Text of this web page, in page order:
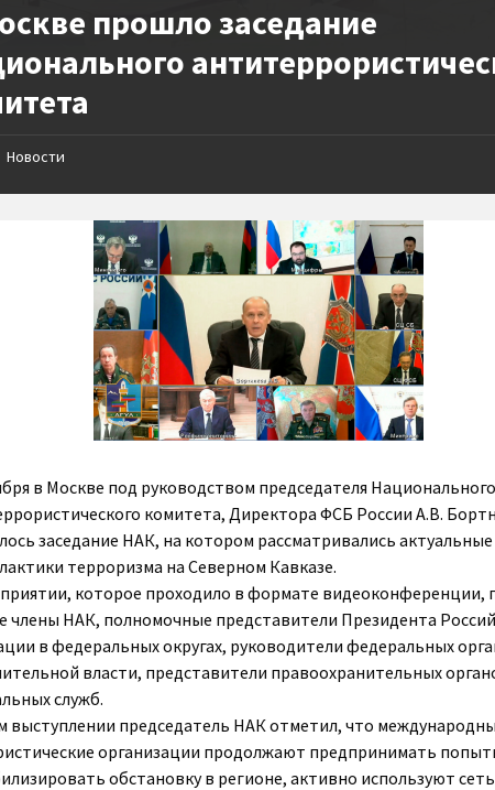
прошло заседание
Новости
в Москве под руководством председателя Национального
комитета, Директора ФСБ России А.В.
заседание НАК, на котором рассматривались
терроризма на Северном Кавказе.
которое проходило в формате видеоконференции,
члены НАК, полномочные представители Президента
в федеральных округах, руководители федеральных
власти, представители правоохранительных
служб.
выступлении председатель НАК отметил, что
организации продолжают предпринимать
обстановку в регионе, активно используют сеть